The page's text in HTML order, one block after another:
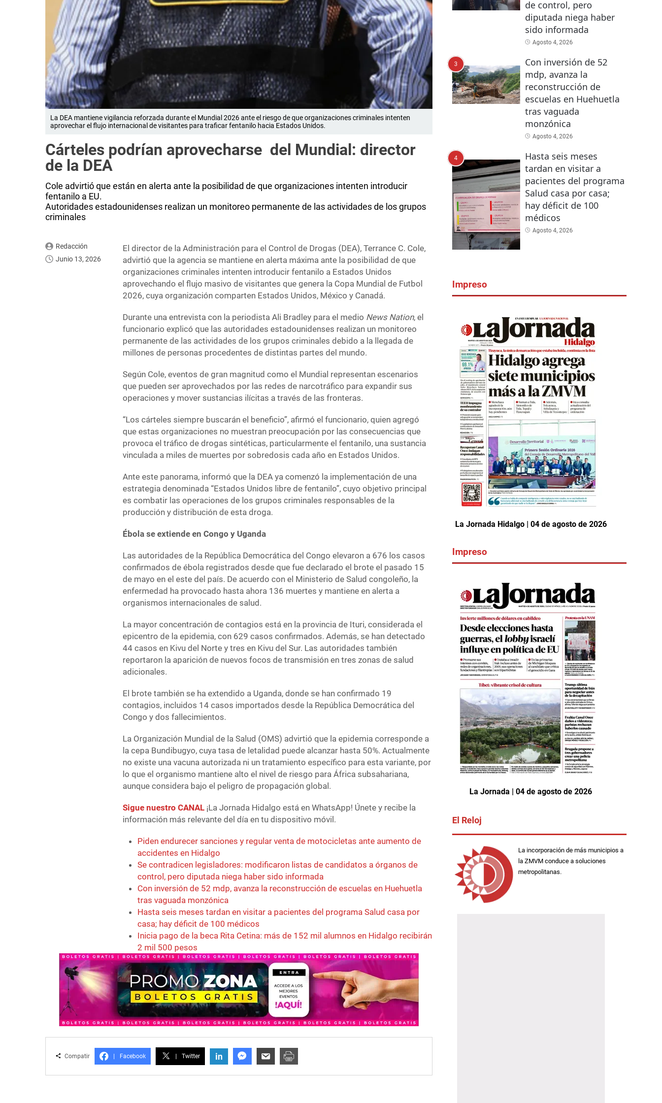
La DEA mantiene vigilancia reforzada durante el Mundial 2026 ante el riesgo de que organizaciones criminales intenten
aprovechar el flujo internacional de visitantes para traficar fentanilo hacia Estados Unidos.
Cárteles podrían aprovecharse del Mundial: director
de la DEA
Cole advirtió que están en alerta ante la posibilidad de que organizaciones intenten introducir
fentanilo a EU.
Autoridades estadounidenses realizan un monitoreo permanente de las actividades de los grupos
criminales
Redacción
Junio 13, 2026
El director de la Administración para el Control de Drogas (DEA), Terrance C. Cole,
advirtió que la agencia se mantiene en alerta máxima ante la posibilidad de que
organizaciones criminales intenten introducir fentanilo a Estados Unidos
aprovechando el flujo masivo de visitantes que genera la Copa Mundial de Futbol
2026, cuya organización comparten Estados Unidos, México y Canadá.
Durante una entrevista con la periodista Ali Bradley para el medio News Nation, el
funcionario explicó que las autoridades estadounidenses realizan un monitoreo
permanente de las actividades de los grupos criminales debido a la llegada de
millones de personas procedentes de distintas partes del mundo.
Según Cole, eventos de gran magnitud como el Mundial representan escenarios
que pueden ser aprovechados por las redes de narcotráfico para expandir sus
operaciones y mover sustancias ilícitas a través de las fronteras.
“Los cárteles siempre buscarán el beneficio”, afirmó el funcionario, quien agregó
que estas organizaciones no muestran preocupación por las consecuencias que
provoca el tráfico de drogas sintéticas, particularmente el fentanilo, una sustancia
vinculada a miles de muertes por sobredosis cada año en Estados Unidos.
Ante este panorama, informó que la DEA ya comenzó la implementación de una
estrategia denominada “Estados Unidos libre de fentanilo”, cuyo objetivo principal
es combatir las operaciones de los grupos criminales responsables de la
producción y distribución de esta droga.
Ébola se extiende en Congo y Uganda
Las autoridades de la República Democrática del Congo elevaron a 676 los casos
confirmados de ébola registrados desde que fue declarado el brote el pasado 15
de mayo en el este del país. De acuerdo con el Ministerio de Salud congoleño, la
enfermedad ha provocado hasta ahora 136 muertes y mantiene en alerta a
organismos internacionales de salud.
La mayor concentración de contagios está en la provincia de Ituri, considerada el
epicentro de la epidemia, con 629 casos confirmados. Además, se han detectado
44 casos en Kivu del Norte y tres en Kivu del Sur. Las autoridades también
reportaron la aparición de nuevos focos de transmisión en tres zonas de salud
adicionales.
El brote también se ha extendido a Uganda, donde se han confirmado 19
contagios, incluidos 14 casos importados desde la República Democrática del
Congo y dos fallecimientos.
La Organización Mundial de la Salud (OMS) advirtió que la epidemia corresponde a
la cepa Bundibugyo, cuya tasa de letalidad puede alcanzar hasta 50%. Actualmente
no existe una vacuna autorizada ni un tratamiento específico para esta variante, por
lo que el organismo mantiene alto el nivel de riesgo para África subsahariana,
aunque considera bajo el peligro de propagación global.
Sigue nuestro CANAL ¡La Jornada Hidalgo está en WhatsApp! Únete y recibe la
información más relevante del día en tu dispositivo móvil.
Piden endurecer sanciones y regular venta de motocicletas ante aumento de
accidentes en Hidalgo
Se contradicen legisladores: modificaron listas de candidatos a órganos de
control, pero diputada niega haber sido informada
Con inversión de 52 mdp, avanza la reconstrucción de escuelas en Huehuetla
tras vaguada monzónica
Hasta seis meses tardan en visitar a pacientes del programa Salud casa por
casa; hay déficit de 100 médicos
Inicia pago de la beca Rita Cetina: más de 152 mil alumnos en Hidalgo recibirán
2 mil 500 pesos
Compatir Facebook Twitter in
de control, pero
diputada niega haber
sido informada
Agosto 4, 2026
3
Con inversión de 52
mdp, avanza la
reconstrucción de
escuelas en Huehuetla
tras vaguada
monzónica
Agosto 4, 2026
4
Hasta seis meses
tardan en visitar a
pacientes del programa
Salud casa por casa;
hay déficit de 100
médicos
Agosto 4, 2026
Impreso
La Jornada Hidalgo | 04 de agosto de 2026
Impreso
La Jornada | 04 de agosto de 2026
El Reloj
La incorporación de más municipios a
la ZMVM conduce a soluciones
metropolitanas.